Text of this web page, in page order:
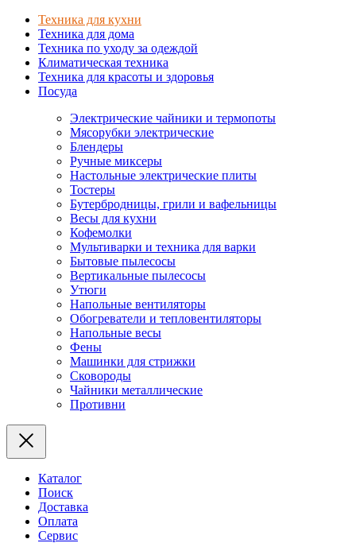
Техника для кухни
Техника для дома
Техника по уходу за одеждой
Климатическая техника
Техника для красоты и здоровья
Посуда
Электрические чайники и термопоты
Мясорубки электрические
Блендеры
Ручные миксеры
Настольные электрические плиты
Тостеры
Бутербродницы, грили и вафельницы
Весы для кухни
Кофемолки
Мультиварки и техника для варки
Бытовые пылесосы
Вертикальные пылесосы
Утюги
Напольные вентиляторы
Обогреватели и тепловентиляторы
Напольные весы
Фены
Машинки для стрижки
Сковороды
Чайники металлические
Противни
Каталог
Поиск
Доставка
Оплата
Сервис